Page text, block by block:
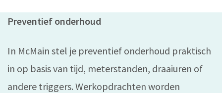
Preventief onderhoud
In McMain stel je preventief onderhoud praktisch
in op basis van tijd, meterstanden, draaiuren of
andere triggers. Werkopdrachten worden